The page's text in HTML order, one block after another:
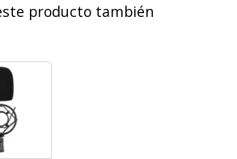
producto también